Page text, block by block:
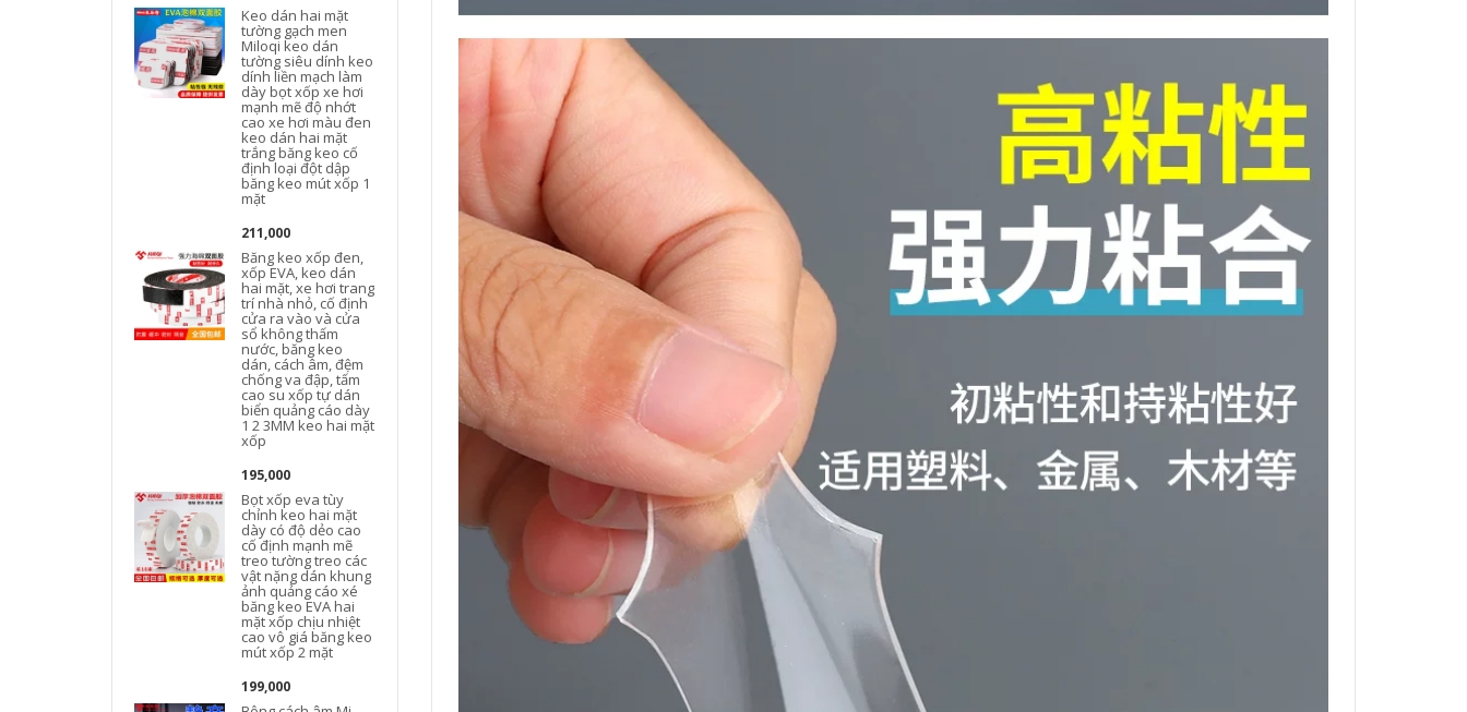
Keo dán hai mặt
tường gạch men
Miloqi keo dán
tường siêu dính keo
dính liền mạch làm
dày bọt xốp xe hơi
mạnh mẽ độ nhớt
cao xe hơi màu đen
keo dán hai mặt
trắng băng keo cố
định loại đột dập
băng keo mút xốp 1
mặt
211,000
Băng keo xốp đen,
xốp EVA, keo dán
hai mặt, xe hơi trang
trí nhà nhỏ, cố định
cửa ra vào và cửa
sổ không thấm
nước, băng keo
dán, cách âm, đệm
chống va đập, tấm
cao su xốp tự dán
biển quảng cáo dày
1 2 3MM keo hai mặt
xốp
195,000
Bọt xốp eva tùy
chỉnh keo hai mặt
dày có độ dẻo cao
cố định mạnh mẽ
treo tường treo các
vật nặng dán khung
ảnh quảng cáo xé
băng keo EVA hai
mặt xốp chịu nhiệt
cao vô giá băng keo
mút xốp 2 mặt
199,000
băng dính xốp vàng
Miloqi bọt mạnh keo
hai mặt băng keo
siêu dính bán buôn
3MM dày dán cố
định tường vật tư
văn phòng liền
mạch quảng cáo bọt
xốp EVA trắng siêu
mỏng không thấm
nước keo dán hai
mặt có độ nhớt cao
băng dính xốp 1 mặt
228,000
Miloqi bọt đen liền
mạch dải keo hai
mặt dán chặt khung
ảnh bọt biển có độ
nhớt cao cố định
tường dày dán
tường xe hơi đặc
biệt siêu mạnh
không đánh dấu
hấp thụ sốc cơ học
2-3-5MM băng dính
Miloqi bọt biển
mạnh mẽ hai mặt
băng keo dán tường
có độ nhớt cao 2-3-
5MM cộng với độ
dày Băng dính hai
mặt bọt trắng EVA
cáo rèm xốp dán
tường băng keo dán
cách âm dày 5-8-
10mm keo mút 2
193,000
Miloqi keo hai mặt
mạnh mẽ làm dày ô
tô độ nhớt cao Máy
ghi ETC viscose bề
mặt tường không
biển bọt băng dính
xốp 2 mặt 1cm
Bọt keo hai mặt, bọt
biển đen EVA chắc
chắn, trang trí nhà
cửa, dải cách âm,
đóng thùng, cố định
dây điện, tường có
độ nhớt cao, băng
keo xốp màng đỏ,
vật tư thiết bị công
nghiệp, vật tư văn
phòng băng dính
xốp 2 mặt 5cm
219,000
Rèm cửa kính tường
và cửa sổ dán băng
dính hai mặt, dải bít
kín phòng chống